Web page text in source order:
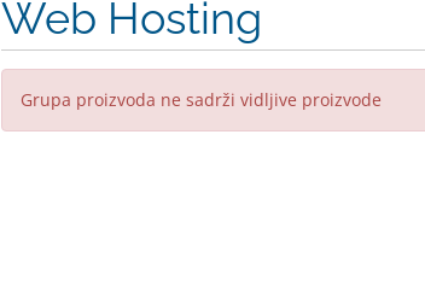
Web Hosting
Grupa proizvoda ne sadrži vidljive proizvode